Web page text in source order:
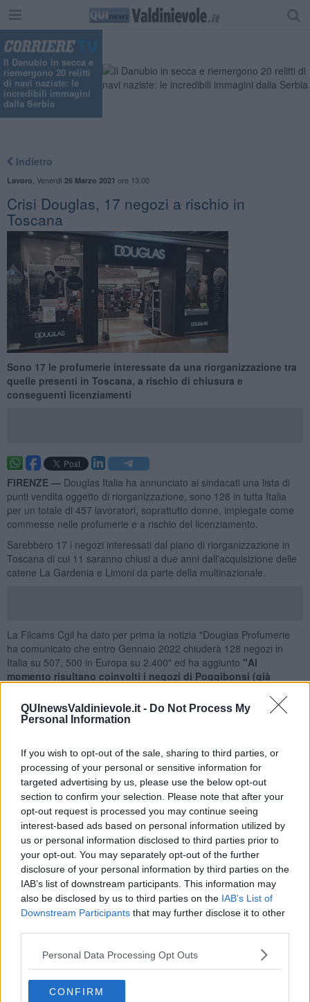
QUInewsValdinievole.it - Do Not Process My
Personal Information
If you wish to opt-out of the sale, sharing to third parties, or
processing of your personal or sensitive information for
targeted advertising by us, please use the below opt-out
section to confirm your selection. Please note that after your
opt-out request is processed you may continue seeing
interest-based ads based on personal information utilized by
us or personal information disclosed to third parties prior to
your opt-out. You may separately opt-out of the further
disclosure of your personal information by third parties on the
IAB’s list of downstream participants. This information may
also be disclosed by us to third parties on the IAB’s List of
Downstream Participants that may further disclose it to other
Personal Data Processing Opt Outs
CONFIRM
Il Danubio in secca e
riemergono 20 relitti
di navi naziste: le
incredibili immagini
dalla Serbia
Indietro
Lavoro Venerdì 26 Marzo 2021 ore 13:00
Crisi Douglas, 17 negozi a rischio in
Toscana
Sono 17 le profumerie interessate da una riorganizzazione tra
quelle presenti in Toscana, a rischio di chiusura e
conseguenti licenziamenti
FIRENZE — Douglas Italia ha annunciato ai sindacati una lista di
punti vendita oggetto di riorganizzazione, sono 128 in tutta Italia
per un totale di 457 lavoratori, soprattutto donne, impiegate come
commesse nelle profumerie e a rischio del licenziamento.
Sarebbero 17 i negozi interessati dal piano di riorganizzazione in
Toscana di cui 11 saranno chiusi a due anni dall'acquisizione delle
catene La Gardenia e Limoni da parte della multinazionale.
La Filcams Cgil ha dato per prima la notizia "Douglas Profumerie
ha comunicato che entro Gennaio 2022 chiuderà 128 negozi in
Italia su 507, 500 in Europa su 2.400" ed ha aggiunto "Al
momento risultano coinvolti i negozi di Poggibonsi (già
Terme, Piombino, Follonica, Pistoia, Siena e Borgo San
Lorenzo".
essere 17 in tutta la Toscana , 2 a Firenze che ha negozi in viale
dei Mille, via Panzani e via Milanesi oltre che in provincia, 1 a
che ha negozi in Corso Garibaldi, Via Ricasoli, via Targetti, via
Pistoiese, Parco Prato ed altri in provincia, 3 aSienache ha negozi
in via Banchi di Sotto, piazza Matteotti, Via Massetana Romana ed
altri in provincia, 3 aPisache ha negozi in via Matteucci e Corso
Italia oltre che in provincia, 2 aLivorno che ha negozi in via Gino
Graziani, via Grande, via Ricasoli ed altri in provincia, 2 a
che ha negozi in piazza Gavinana e via Buozzi, 2 aGrosseto
che
ha negozi in Corso Carducci, via della Pace, Via Ecuador, 1 a
Massache ha negozi in via Marina Vecchia e via Massa Avenza
oltre che in provincia, ed 1 adArezzoche ha negozi in Corso Italia
e viale Giovanni Amendola oltre che nella provincia.
dello Sviluppo Economico e chiamando l'azienda al tavolo. Un
incontro sarebbe in programma per il 9 Aprile per chiedere il piano
di riorganizzazione e chiarire il capitolo della salvaguardia
occupazionale.